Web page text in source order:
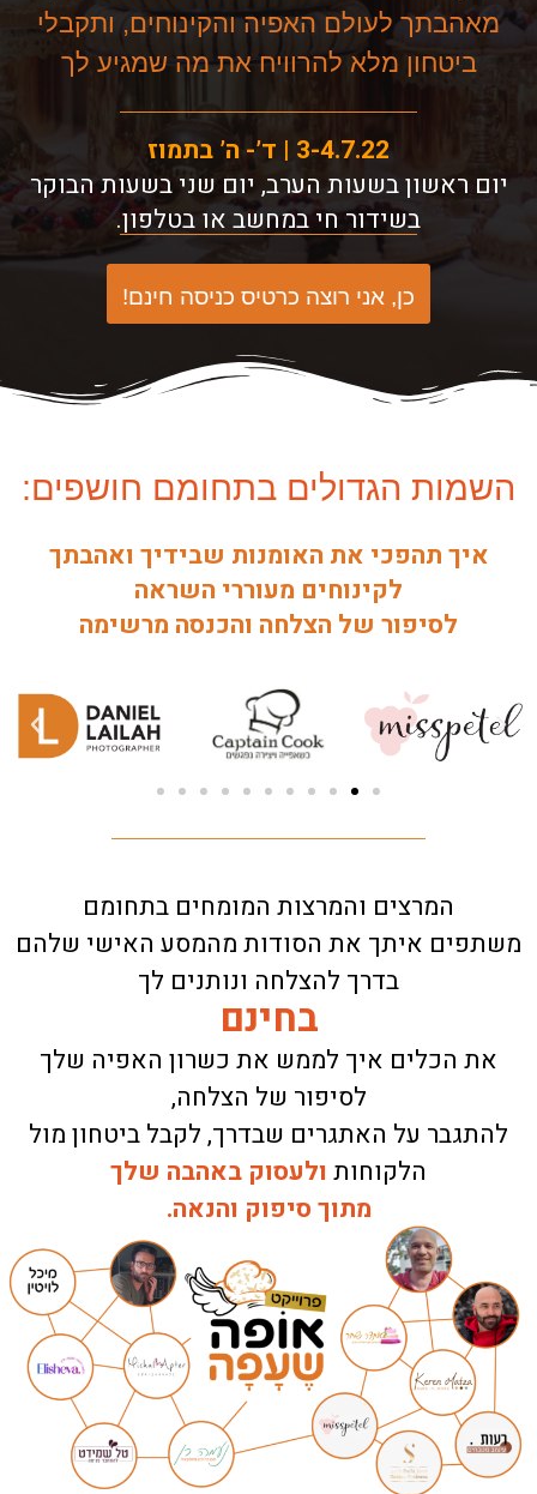
מאהבתך לעולם האפיה והקינוחים, ותקבלי
ביטחון מלא להרוויח את מה שמגיע לך
3-4.7.22 | ד’- ה’ בתמוז
יום ראשון בשעות הערב, יום שני בשעות הבוקר
בשידור חי במחשב או בטלפון.
כן, אני רוצה כרטיס כניסה חינם!
השמות הגדולים בתחומם חושפים:
איך תהפכי את האומנות שבידיך ואהבתך
לקינוחים מעוררי השראה
לסיפור של הצלחה והכנסה מרשימה
המרצים והמרצות המומחים בתחומם
משתפים איתך את הסודות מהמסע האישי שלהם
בדרך להצלחה ונותנים לך
בחינם
את הכלים איך לממש את כשרון האפיה שלך
לסיפור של הצלחה,
להתגבר על האתגרים שבדרך, לקבל ביטחון מול
הלקוחות ולעסוק באהבה שלך
מתוך סיפוק והנאה.